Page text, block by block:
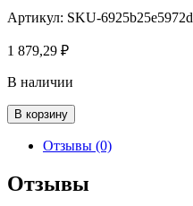
Артикул: SKU-6925b25e5972d
1 879,29 ₽
В наличии
Количество
товара
JEEP
CHEROKEE
5RGR
В корзину
Отзывы (0)
Отзывы